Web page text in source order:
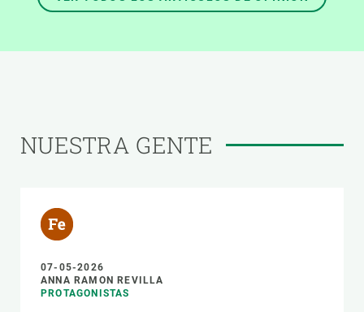
NUESTRA GENTE
07-05-2026
ANNA RAMON REVILLA
PROTAGONISTAS